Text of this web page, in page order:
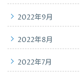
2022年9月
2022年8月
2022年7月